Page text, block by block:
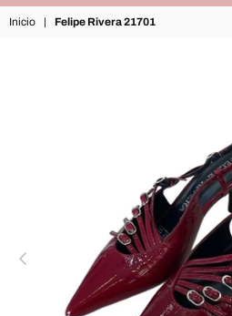
Inicio | Felipe Rivera 21701